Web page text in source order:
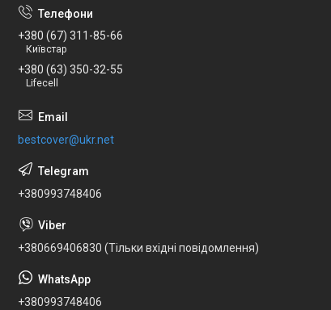
+380 (67) 311-85-66
Київстар
+380 (63) 350-32-55
Lifecell
bestcover@ukr.net
+380993748406
+380669406830 (Тільки вхідні повідомлення)
+380993748406